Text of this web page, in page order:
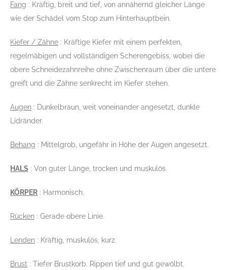
Fang : Kräftig, breit und tief, von annähernd gleicher Länge
wie der Schädel vom Stop zum Hinterhauptbein.
Kiefer / Zähne : Kräftige Kiefer mit einem perfekten,
regelmäbigen und vollständigen Scherengebiss, wobei die
obere Schneidezahnreihe ohne Zwischenraum über die untere
greift und die Zähne senkrecht im Kiefer stehen.
Augen : Dunkelbraun, weit voneinander angesetzt, dunkle
Lidränder.
Behang : Mittelgrob, ungefähr in Höhe der Augen angesetzt.
HALS : Von guter Länge, trocken und muskulös.
KÖRPER : Harmonisch.
Rücken : Gerade obere Linie.
Lenden : Kräftig, muskulös, kurz.
Brust : Tiefer Brustkorb. Rippen tief und gut gewölbt.